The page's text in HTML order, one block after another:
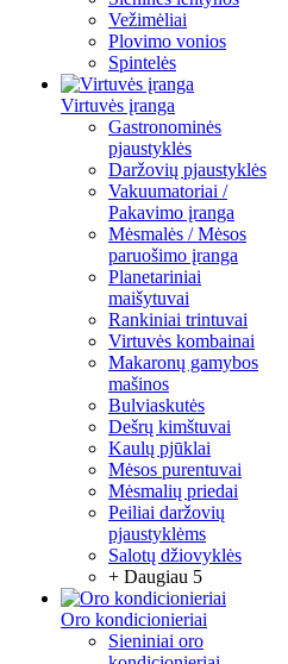
Vežimėliai
Plovimo vonios
Spintelės
Virtuvės įranga
Gastronominės
pjaustyklės
Daržovių pjaustyklės
Vakuumatoriai /
Pakavimo įranga
Mėsmalės / Mėsos
paruošimo įranga
Planetariniai
maišytuvai
Rankiniai trintuvai
Virtuvės kombainai
Makaronų gamybos
mašinos
Bulviaskutės
Dešrų kimštuvai
Kaulų pjūklai
Mėsos purentuvai
Mėsmalių priedai
Peiliai daržovių
pjaustyklėms
Salotų džiovyklės
+ Daugiau 5
Oro kondicionieriai
Sieniniai oro